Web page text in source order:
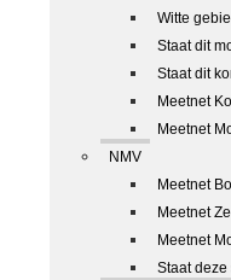
Witte
Staat dit
Staat dit
Meetnet
Meetnet
NMV
Meetnet
Meetnet
Meetnet
Staat